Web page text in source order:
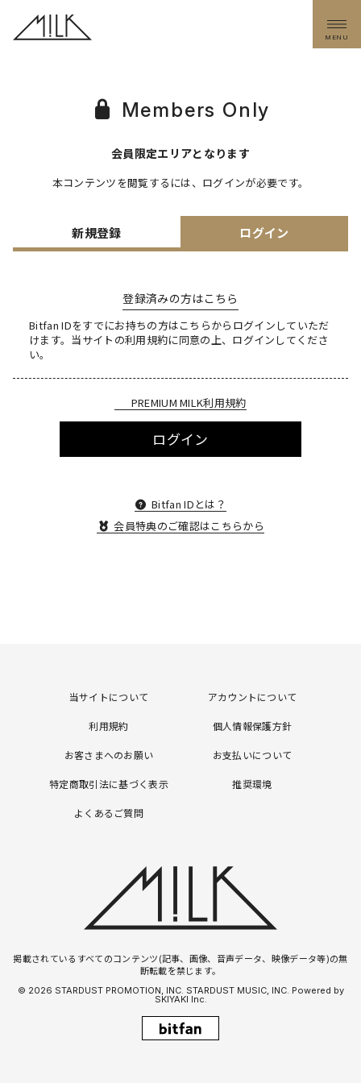
MENU
Members Only
会員限定エリアとなります
本コンテンツを閲覧するには、ログインが必要です。
新規登録 ログイン
登録済みの方はこちら
Bitfan IDをすでにお持ちの方はこちらからログインしていただ
けます。 当サイトの利用規約に同意の上、ログインしてくださ
い。
PREMIUM MILK利用規約
ログイン
Bitfan IDとは？
会員特典のご確認はこちらから
当サイトについて アカウントについて
利用規約 個人情報保護方針
お客さまへのお願い お支払いについて
特定商取引法に基づく表示 推奨環境
よくあるご質問
掲載されているすべてのコンテンツ(記事、画像、音声データ、映像データ等)の無
断転載を禁じます。
© 2026 STARDUST PROMOTION, INC. STARDUST MUSIC, INC. Powered by
SKIYAKI Inc.